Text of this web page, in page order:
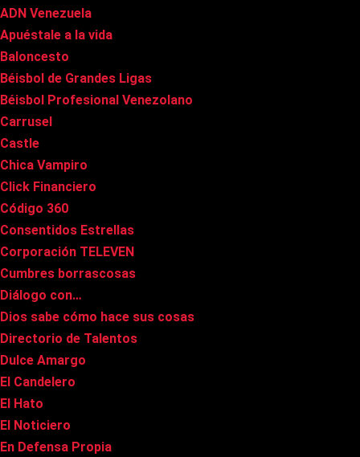
ADN Venezuela
Apuéstale a la vida
Baloncesto
Béisbol de Grandes Ligas
Béisbol Profesional Venezolano
Carrusel
Castle
Chica Vampiro
Click Financiero
Código 360
Consentidos Estrellas
Corporación TELEVEN
Cumbres borrascosas
Diálogo con…
Dios sabe cómo hace sus cosas
Directorio de Talentos
Dulce Amargo
El Candelero
El Hato
El Noticiero
En Defensa Propia